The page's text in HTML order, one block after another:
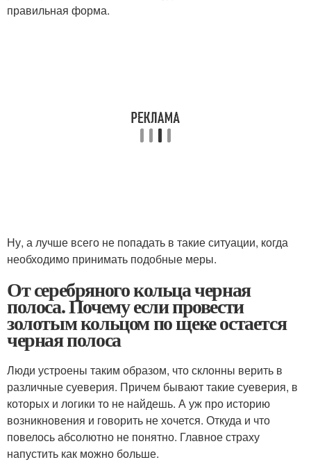
правильная форма.
Ну, а лучше всего не попадать в такие ситуации, когда
необходимо принимать подобные меры.
От серебряного кольца черная
полоса. Почему если провести
золотым кольцом по щеке остается
черная полоса
Люди устроены таким образом, что склонны верить в
различные суеверия. Причем бывают такие суеверия, в
которых и логики то не найдешь. А уж про историю
возникновения и говорить не хочется. Откуда и что
повелось абсолютно не понятно. Главное страху
напустить как можно больше.